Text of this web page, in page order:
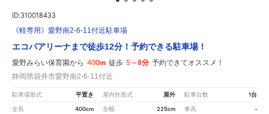
ID:310018433
《軽専用》愛野南2-6-11付近駐車場
エコパアリーナまで徒歩12分！予約できる駐車場！
愛野みらい保育園から 400m 徒歩 5～8分 予約できてオススメ！
静岡県袋井市愛野南2-6-11付近
駐車場形式 平置き 屋内外形式 屋外 駐車台数 1台
全長 400cm 全幅 225cm 車高 -